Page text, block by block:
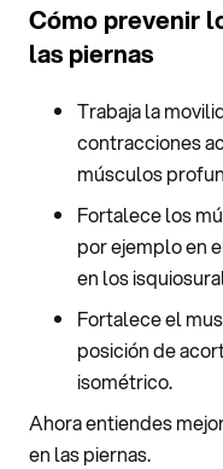
Cómo prevenir
las piernas
Trabaja la
contracciones
músculos
Fortalece los
por ejemplo en
en los
Fortalece el
posición de
isométrico.
Ahora entiendes
en las piernas.